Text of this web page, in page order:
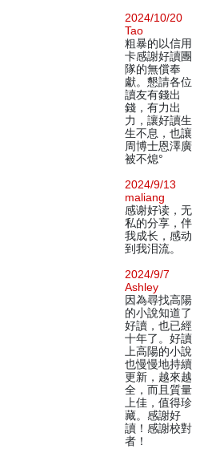
2024/10/20
Tao
粗暴的以信用
卡感謝好讀團
隊的無償奉
獻。懇請各位
讀友有錢出
錢，有力出
力，讓好讀生
生不息，也讓
周博士恩澤廣
被不熄°
2024/9/13
maliang
感谢好读，无
私的分享，伴
我成长，感动
到我泪流。
2024/9/7
Ashley
因為尋找高陽
的小說知道了
好讀，也已經
十年了。好讀
上高陽的小說
也慢慢地持續
更新，越來越
全，而且質量
上佳，值得珍
藏。感謝好
讀！感謝校對
者！